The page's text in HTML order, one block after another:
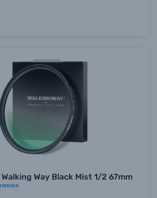
Way Black Mist 1/2 67mm